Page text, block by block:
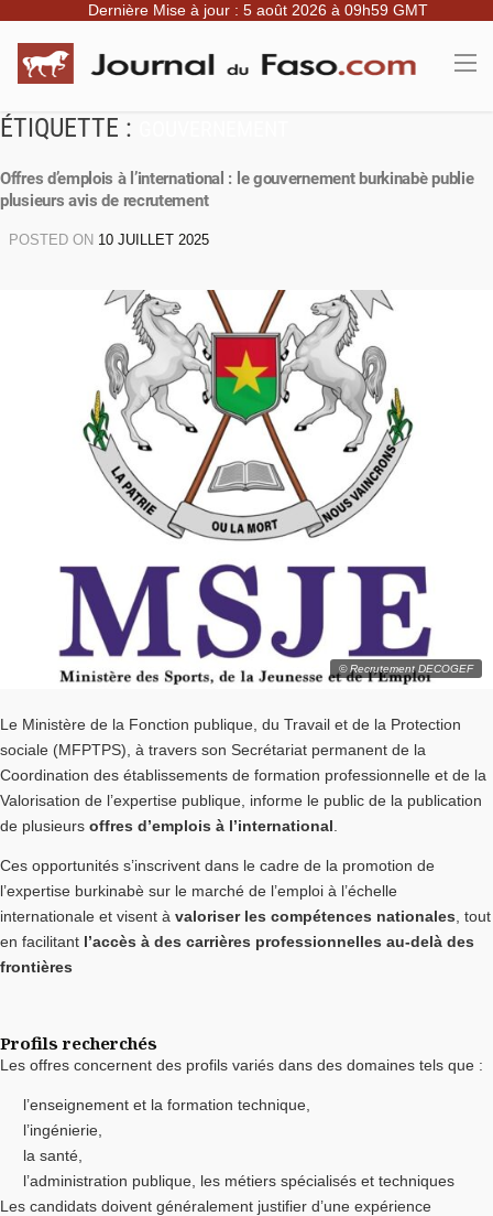
Dernière Mise à jour : 5 août 2026 à 09h59 GMT
ÉTIQUETTE :
Offres d’emplois à l’international : le gouvernement burkinabè publie
plusieurs avis de recrutement
POSTED ON 10 JUILLET 2025
© Recrutement DECOGEF
Le Ministère de la Fonction publique, du Travail et de la Protection
sociale (MFPTPS), à travers son Secrétariat permanent de la
Coordination des établissements de formation professionnelle et de la
Valorisation de l’expertise publique, informe le public de la publication
de plusieurs offres d’emplois à l’international.
Ces opportunités s’inscrivent dans le cadre de la promotion de
l’expertise burkinabè sur le marché de l’emploi à l’échelle
internationale et visent à valoriser les compétences nationales , tout
en facilitant l’accès à des carrières professionnelles au-delà des
frontières
Profils recherchés
Les offres concernent des profils variés dans des domaines tels que :
l’enseignement et la formation technique,
l’ingénierie,
la santé,
l’administration publique, les métiers spécialisés et techniques
Les candidats doivent généralement justifier d’une expérience